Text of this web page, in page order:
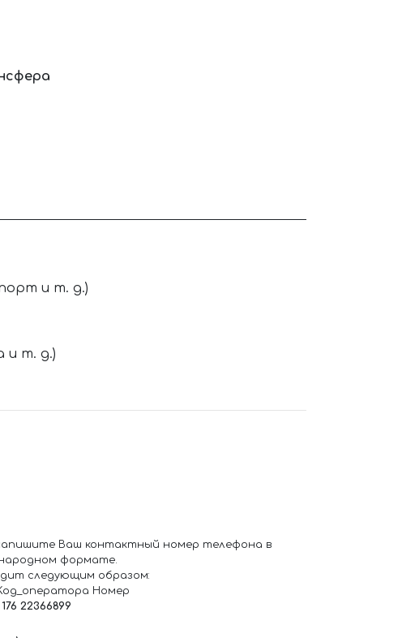
и т. д.)
и т. д.)
Ваш контактный номер телефона в
формате.
следующим образом:
Номер
22366899